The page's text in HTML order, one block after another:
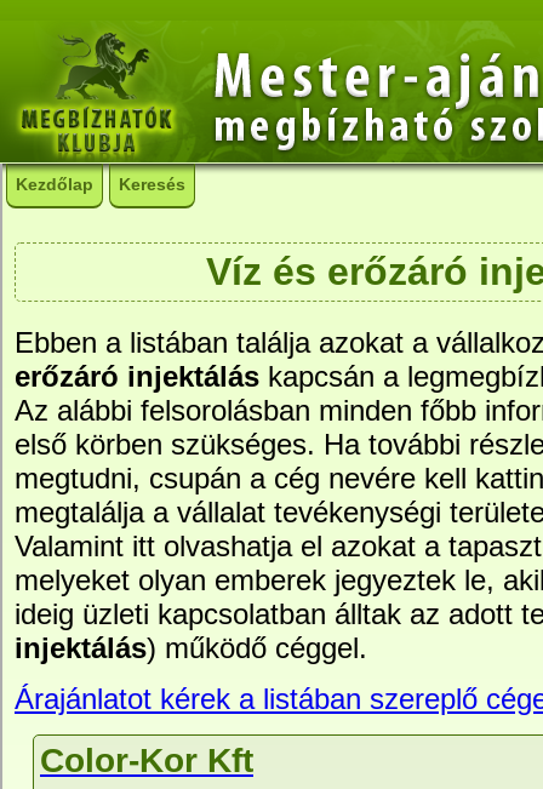
Kezdőlap Keresés
Víz és erőzáró
Ebben a listában találja azokat a
erőzáró injektálás kapcsán a
Az alábbi felsorolásban minden főbb
első körben szükséges. Ha további
megtudni, csupán a cég nevére kell
megtalálja a vállalat tevékenységi
Valamint itt olvashatja el azokat a
melyeket olyan emberek jegyeztek le,
ideig üzleti kapcsolatban álltak az adott
injektálás) működő céggel.
Árajánlatot kérek a listában szereplő
Color-Kor Kft